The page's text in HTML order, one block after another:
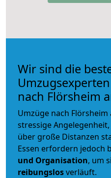
Wir sind die
nach Flörsheim
Umzüge nach
stressige
über große Distanzen
Essen erfordern jedoch
und Organisation, um
reibungslosverläuft.